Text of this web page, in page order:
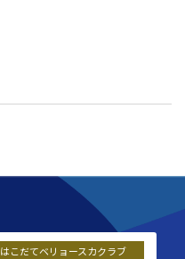
はこだてベリョースカクラブ